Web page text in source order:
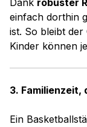
Dank robuster
einfach dorthin
ist. So bleibt
Kinder können
3. Familienzeit,
Ein